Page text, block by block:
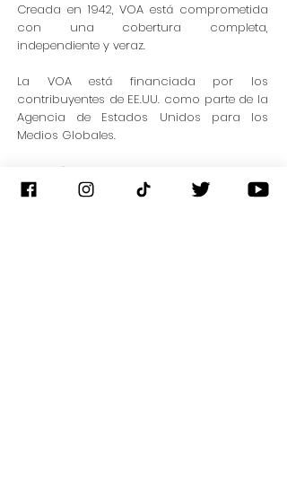
Creada en 1942, VOA está comprometida
con una cobertura completa,
independiente y veraz.
La VOA está financiada por los
contribuyentes de EE.UU. como parte de la
Agencia de Estados Unidos para los
Medios Globales.
La misión y la independencia editorial de
VOA están garantizadas por las leyes que